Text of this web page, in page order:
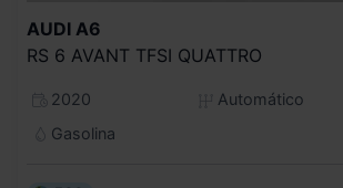
AUDI A6
RS 6 AVANT TFSI QUATTRO
2020
Automático
Gasolina